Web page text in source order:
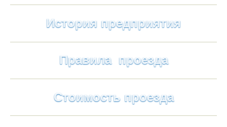
История предприятия
Правила проезда
Стоимость проезда